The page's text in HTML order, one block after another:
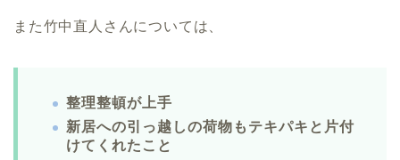
また竹中直人さんについては、
整理整頓が上手
新居への引っ越しの荷物もテキパキと片付
けてくれたこと